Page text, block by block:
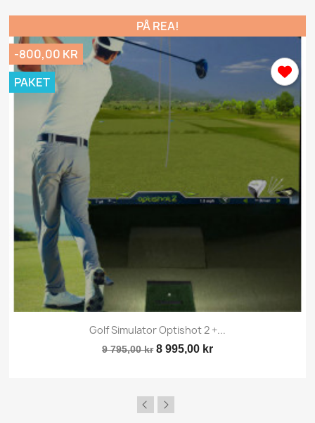
Golf Simulator Optishot 2 +...
9 795,00 kr 8 995,00 kr
PÅ REA!
-800,00 KR
PAKET